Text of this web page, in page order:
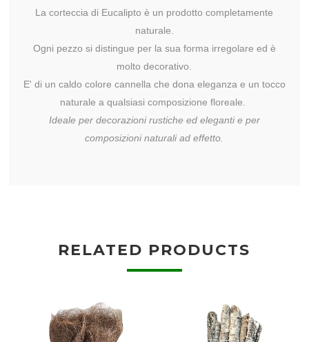
La corteccia di Eucalipto è un prodotto completamente
naturale.
Ogni pezzo si distingue per la sua forma irregolare ed è
molto decorativo.
E' di un caldo colore cannella che dona eleganza e un tocco
naturale a qualsiasi composizione floreale.
Ideale per decorazioni rustiche ed eleganti e per
composizioni naturali ad effetto.
RELATED PRODUCTS